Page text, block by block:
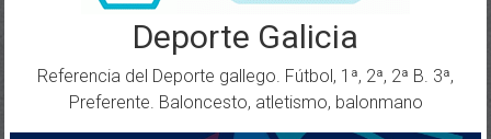
Deporte Galicia
Referencia del Deporte gallego. Fútbol, 1ª, 2ª, 2ª B. 3ª,
Preferente. Baloncesto, atletismo, balonmano